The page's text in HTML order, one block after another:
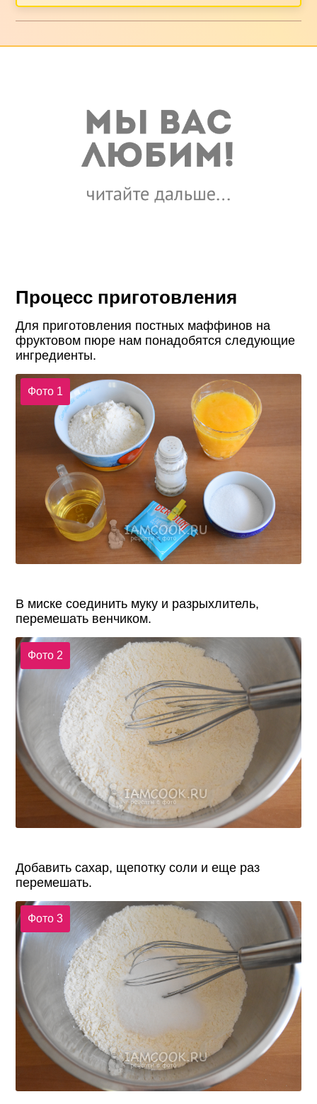
Процесс приготовления
Для приготовления постных маффинов на
фруктовом пюре нам понадобятся следующие
ингредиенты.
Фото 1
В миске соединить муку и разрыхлитель,
перемешать венчиком.
Фото 2
Добавить сахар, щепотку соли и еще раз
перемешать.
Фото 3